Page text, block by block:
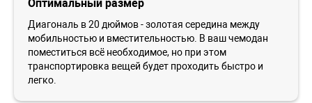
Оптимальный размер
Диагональ в 20 дюймов - золотая середина между
мобильностью и вместительностью. В ваш чемодан
поместиться всё необходимое, но при этом
транспортировка вещей будет проходить быстро и
легко.